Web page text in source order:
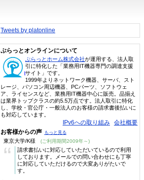
Tweets by platonline
ぷらっとオンラインについて
ぷらっとホーム株式会社が運用する、法人取
引に特化した「業務用IT機器専門の調達支援
サイト」です。
1999年よりネットワーク機器、サーバ、スト
レージ、パソコン周辺機器、PCパーツ、ソフトウェ
ア、ライセンスなど、業務用IT機器中心に販売。品揃え
は業界トップクラスの約5.5万点です。法人取引に特化
し、学校・官公庁・一般法人のお客様の請求書後払いに
も対応しています。
IPv6への取り組み 会社概要
お客様からの声 もっと見る
東京大学/K様 (ご利用期間2009年～)
“
請求書払いに対応していただいているので利用
しております。メールでの問い合わせにも丁寧
に対応していただけるので大変ありがたいで
す。